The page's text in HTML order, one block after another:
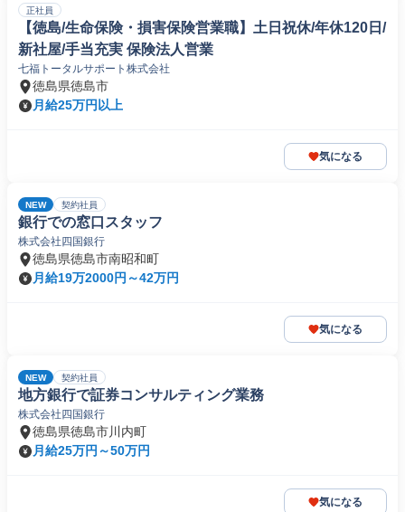
正社員
【徳島/生命保険・損害保険営業職】土日祝休/年休120日/
新社屋/手当充実 保険法人営業
七福トータルサポート株式会社
徳島県徳島市
月給25万円以上
気になる
NEW 契約社員
銀行での窓口スタッフ
株式会社四国銀行
徳島県徳島市南昭和町
月給19万2000円～42万円
気になる
NEW 契約社員
地方銀行で証券コンサルティング業務
株式会社四国銀行
徳島県徳島市川内町
月給25万円～50万円
気になる